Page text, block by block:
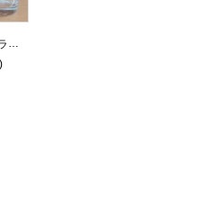
2個セット